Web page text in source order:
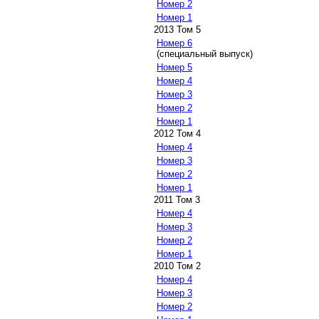
Номер 2
Номер 1
2013 Том 5
Номер 6
(специальный выпуск)
Номер 5
Номер 4
Номер 3
Номер 2
Номер 1
2012 Том 4
Номер 4
Номер 3
Номер 2
Номер 1
2011 Том 3
Номер 4
Номер 3
Номер 2
Номер 1
2010 Том 2
Номер 4
Номер 3
Номер 2